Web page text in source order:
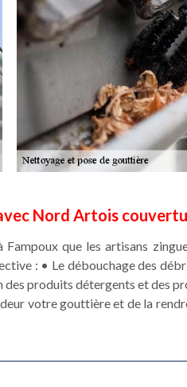
Nord Artois
que les artisans
: • Le débouchage des
des produits détergents et des
votre gouttière et de la